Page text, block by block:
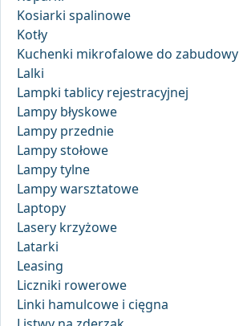
Kosiarki spalinowe
Kotły
Kuchenki mikrofalowe do zabudowy
Lalki
Lampki tablicy rejestracyjnej
Lampy błyskowe
Lampy przednie
Lampy stołowe
Lampy tylne
Lampy warsztatowe
Laptopy
Lasery krzyżowe
Latarki
Leasing
Liczniki rowerowe
Linki hamulcowe i cięgna